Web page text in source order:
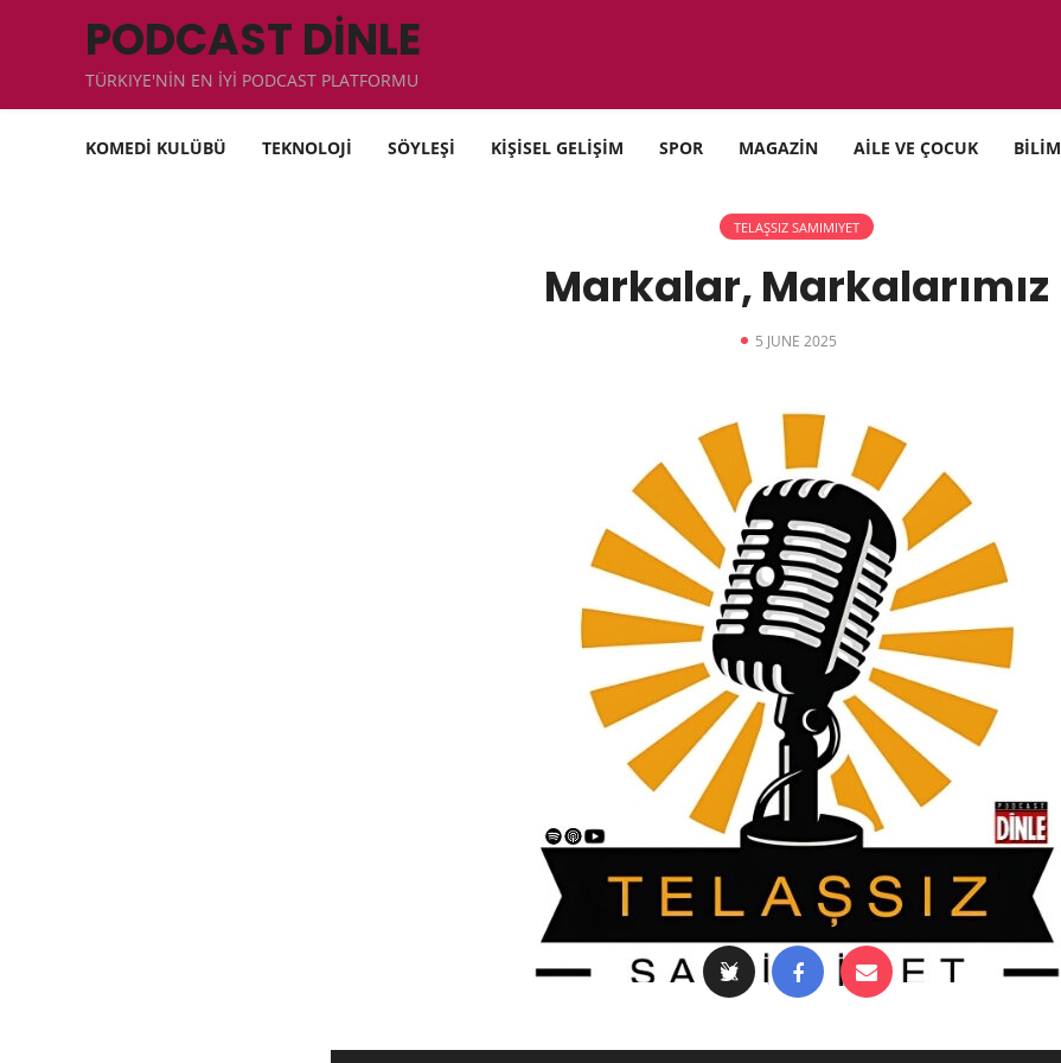
PODCAST DİNLE
TÜRKIYE'NİN EN İYİ PODCAST PLATFORMU
KOMEDİ KULÜBÜ TEKNOLOJİ SÖYLEŞİ KİŞİSEL GELİŞİM SPOR MAGAZİN AİLE VE ÇOCUK BİLİM
TELAŞSIZ SAMIMIYET
Markalar, Markalarımız
5 JUNE 2025